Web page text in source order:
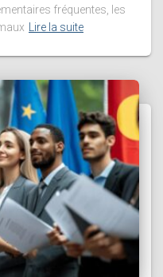
fréquentes, les
Lire la suite